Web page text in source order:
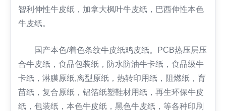
智利伸性牛皮纸，加拿大枫叶牛皮纸，巴西伸性本色
牛皮纸。
国产本色/着色条纹牛皮纸鸡皮纸。PCB热压层压
合牛皮纸，食品包装纸，防水防油牛卡纸，食品级牛
卡纸，淋膜原纸,离型原纸，热转印用纸，阻燃纸，育
苗纸，复合原纸，铝箔纸塑鞋材用纸，再生环保牛皮
纸，包装纸，本色牛皮纸，黑色牛皮纸，等各种印刷